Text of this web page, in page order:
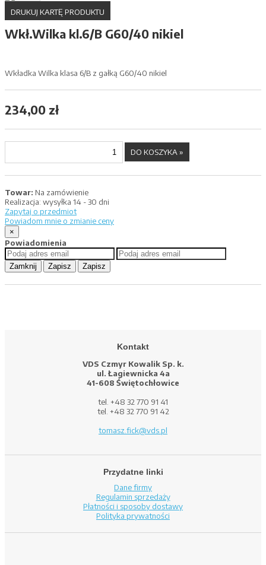
DRUKUJ KARTĘ PRODUKTU
Wkł.Wilka kl.6/B G60/40 nikiel
Wkładka Wilka klasa 6/B z gałką G60/40 nikiel
234,00 zł
Towar: Na zamówienie
Realizacja: wysyłka 14 - 30 dni
Zapytaj o przedmiot
Powiadom mnie o zmianie ceny
×
Powiadomienia
Zamknij Zapisz Zapisz
Kontakt
VDS Czmyr Kowalik Sp. k.
ul. Łagiewnicka 4a
41-608 Świętochłowice
tel. +48 32 770 91 41
tel. +48 32 770 91 42
tomasz.fick@vds.pl
Przydatne linki
Dane firmy
Regulamin sprzedaży
Płatności i sposoby dostawy
Polityka prywatności